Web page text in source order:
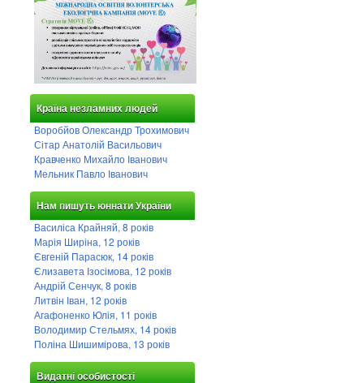
Країна незламних людей
Воробйов Олександр Трохимович
Сітар Анатолій Васильович
Кравченко Михайло Іванович
Мельник Павло Іванович
Нам пишуть юннати України
Василіса Крайняй, 8 років
Марія Ширіна, 12 років
Євгеній Парасюк, 14 років
Єлизавета Ізосімова, 12 років
Андрій Сенчук, 8 років
Литвін Іван, 12 років
Агафоненко Юлія, 11 років
Володимир Стельмях, 14 років
Поліна Шишимірова, 13 років
Видатні особистості